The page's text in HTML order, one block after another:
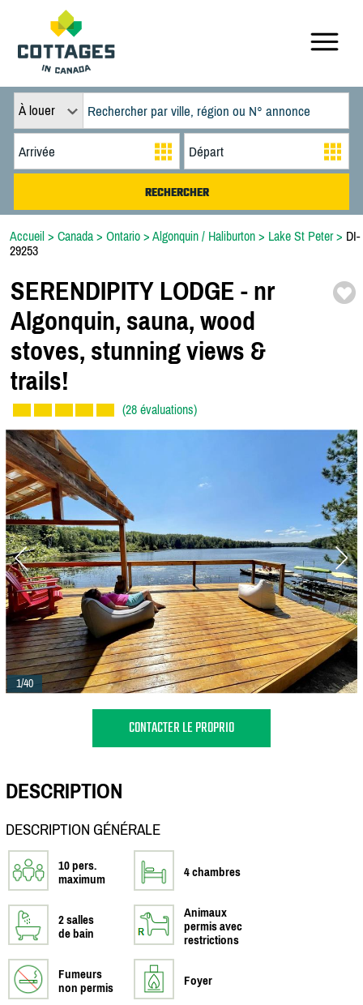
À louer
Accueil > Canada > Ontario > Algonquin / Haliburton > Lake St Peter> DI-
29253
SERENDIPITY LODGE - nr
Algonquin, sauna, wood
stoves, stunning views &
trails!
(28 évaluations)
1/40
CONTACTER LE PROPRIO
DESCRIPTION
DESCRIPTION GÉNÉRALE
10 pers.
maximum
4 chambres
2 salles
de bain
Animaux
permis avec
restrictions
Fumeurs
non permis
Foyer